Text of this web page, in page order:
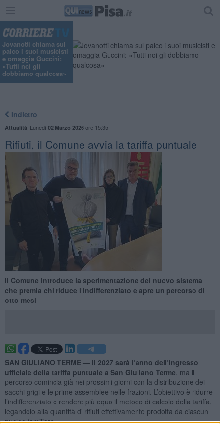
Jovanotti chiama sul
palco i suoi musicisti
e omaggia Guccini:
«Tutti noi gli
dobbiamo qualcosa»
Indietro
Attualità Lunedì 02 Marzo 2026ore 15:35
Rifiuti, il Comune avvia la tariffa puntuale
Il Comune introduce la sperimentazione del nuovo sistema
che premia chi riduce l’indifferenziato e apre un percorso di
otto mesi
SAN GIULIANO TERME — Il 2027 sarà l’anno dell’ingresso
ufficiale della tariffa puntuale a San Giuliano Terme , ma il
percorso comincia già nei prossimi giorni con la distribuzione dei
sacchi grigi e le prime assemblee nelle frazioni. L’obiettivo è ridurre
l’indifferenziato e rendere più equo il metodo di calcolo della tariffa,
legandolo alla quantità di rifiuti effettivamente prodotta da ciascun
nucleo familiare.